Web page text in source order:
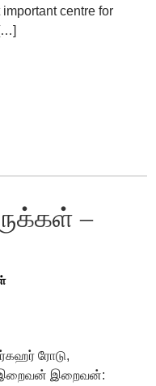
centre for
–
ரோடு,
இறைவன் இறைவன்: